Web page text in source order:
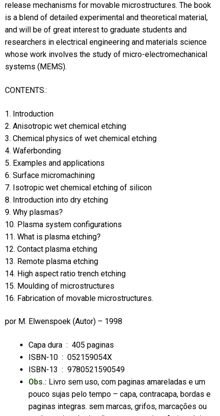
release mechanisms for movable microstructures. The book
is a blend of detailed experimental and theoretical material,
and will be of great interest to graduate students and
researchers in electrical engineering and materials science
whose work involves the study of micro-electromechanical
systems (MEMS).
CONTENTS.:
1. Introduction
2. Anisotropic wet chemical etching
3. Chemical physics of wet chemical etching
4. Waferbonding
5. Examples and applications
6. Surface micromachining
7. Isotropic wet chemical etching of silicon
8. Introduction into dry etching
9. Why plasmas?
10. Plasma system configurations
11. What is plasma etching?
12. Contact plasma etching
13. Remote plasma etching
14. High aspect ratio trench etching
15. Moulding of microstructures
16. Fabrication of movable microstructures.
por M. Elwenspoek (Autor) – 1998
Capa dura ‏ : ‎ 405 paginas
ISBN-10 ‏ : ‎ 052159054X
ISBN-13 ‏ : ‎ 9780521590549
Obs.: Livro sem uso, com paginas amareladas e um
pouco sujas pelo tempo – capa, contracapa, bordas e
paginas integras. sem marcas, grifos, marcações ou